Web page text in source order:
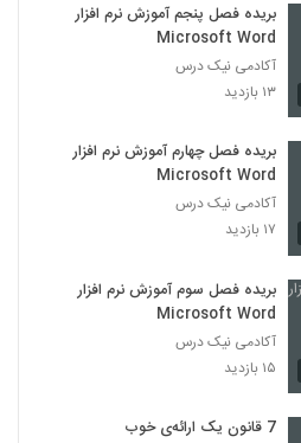
بریده فصل پنجم آموزش نرم افزار
Microsoft Word
آکادمی نیک درس
۱۳ بازدید
بریده فصل چهارم آموزش نرم افزار
Microsoft Word
آکادمی نیک درس
۱۷ بازدید
بریده فصل سوم آموزش نرم افزار
Microsoft Word
آکادمی نیک درس
۱۵ بازدید
7 قانون یک ارائه‌ی خوب